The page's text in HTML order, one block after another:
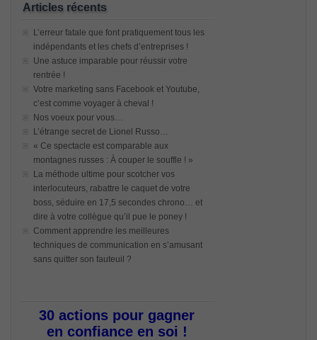
Articles récents
L’erreur fatale que font pratiquement tous les
indépendants et les chefs d’entreprises !
Une astuce imparable pour réussir votre
rentrée !
Votre marketing sans Facebook et Youtube,
c’est comme voyager à cheval !
Nos voeux pour vous…
L’étrange secret de Lionel Russo…
« Ce spectacle est comparable aux
montagnes russes : À couper le souffle ! »
La méthode ultime pour scotcher vos
interlocuteurs, rabattre le caquet de votre
boss, séduire en 17,5 secondes chrono… et
dire à votre collègue qu’il pue le poney !
Comment apprendre les meilleures
techniques de communication en s’amusant
sans quitter son fauteuil ?
30 actions pour gagner
en confiance en soi !